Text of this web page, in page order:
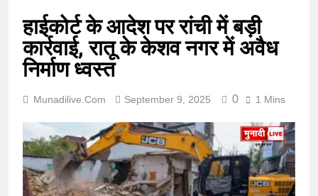
हाईकोर्ट के आदेश पर रांची में बड़ी
कार्रवाई, रातू के केशव नगर में अवैध
निर्माण ध्वस्त
Munadilive.com September 9, 2025 0 1 Mins